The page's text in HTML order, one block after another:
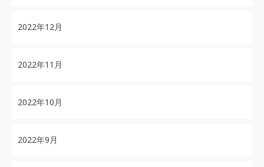
2022年12月
2022年11月
2022年10月
2022年9月